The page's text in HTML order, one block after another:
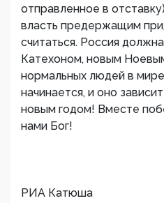
отправленное в
власть предержащим
считаться. Россия
Катехоном, новым
нормальных людей в
начинается, и оно
новым годом! Вместе
нами Бог!
РИА Катюша